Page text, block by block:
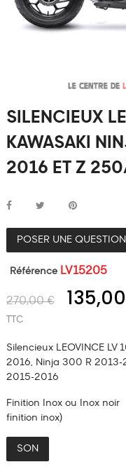
SILENCIEUX
KAWASAKI
2016 ET Z
POSER UNE QUESTION
Référence LV15205
270,00 €
TTC
Silencieux LEOVINCE
2016, Ninja 300 R
2015-2016
Finition Inox ou Inox
finition inox)
SON